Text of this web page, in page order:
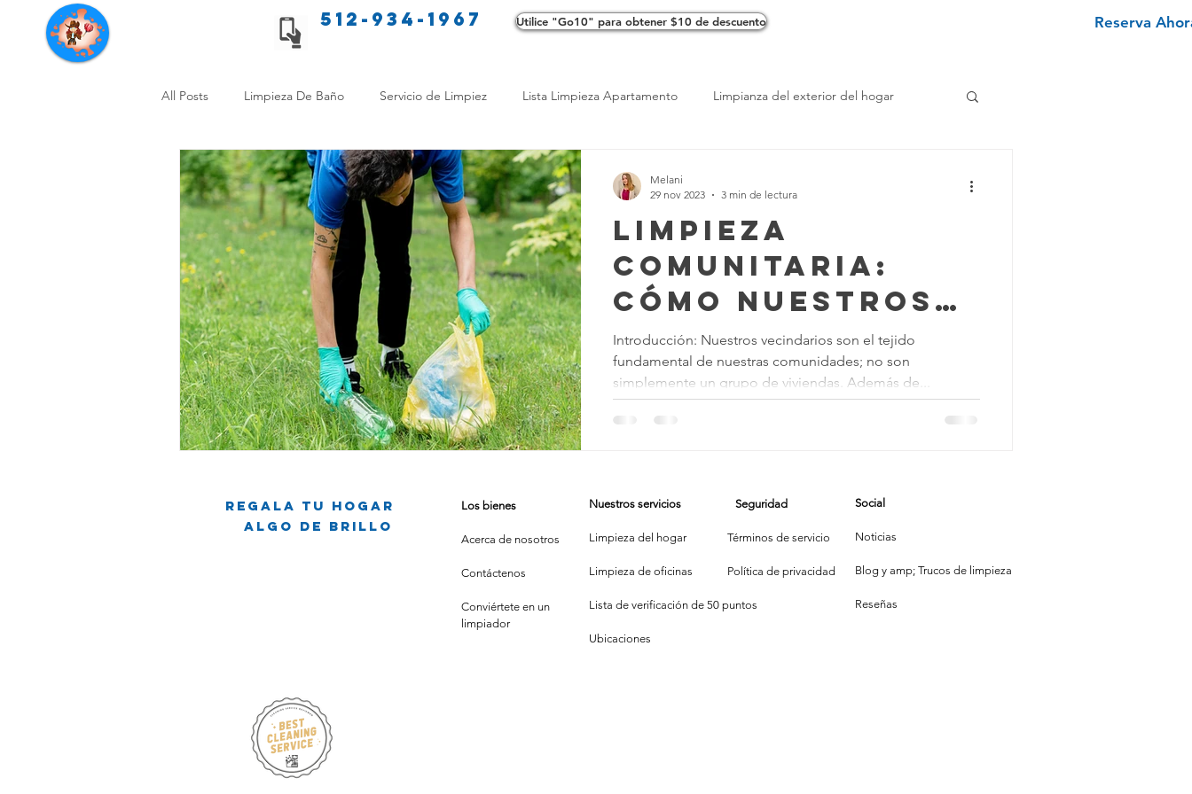
Servicios de limpieza de Texas 512-934-1967 Utilice "Go10" para obtener $10 de descuento Reserva
All Posts Limpieza De Baño Servicio de Limpiez Lista Limpieza Apartamento Limpianza del exterior del hogar
Consejos de limpieza para mascotas Consejos de limpieza ecológica
Limpieza Sin Alergias Beneficios de Profesionales LimpiezaTransformadora Limpieza Mantenimiento Hogar
Comparación Limpieza Hogar Opciones de limpieza Diferencias en Limpieza Truco de Limpieza Texano
Organiza tu Hogar Limpieza y Bienestar Productos de Limpieza Caseros Consejos para Eliminar Manchas
Viviendo en un apartamento Limpieza de Alfombras Texas Cleaning Services
Mitos de Limpieza Consejos de Limpieza Estacionales
Limpieza
Comunitaria:
Cómo Nuestros
Servicios de
Limpieza Pueden
Contribuir a
Introducción: Nuestros vecindarios son el tejido
fundamental de nuestras comunidades; no son
simplemente un grupo de viviendas. Además de...
Melani
29 nov 2023
3 min de lectura
Regala tu hogar
Algo de brillo
Los bienes
Acerca de nosotros
Contáctenos
Conviértete en un
limpiador
Nuestros servicios
Limpieza del hogar
Limpieza de oficinas
Lista de verificación de 50 puntos
Ubicaciones
Seguridad
Términos de servicio
Política de privacidad
Social
Noticias
Blog y amp; Trucos de limpieza
Reseñas